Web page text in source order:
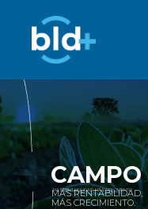
CAMPO
MÁS RENTABILIDAD, MÁS CRECIMIENTO.
MÁS RENTABILIDAD,
MÁS CRECIMIENTO.